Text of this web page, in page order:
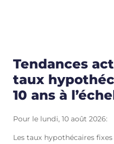
Tendances
taux
10 ans à
Pour le lundi, 10 août 2026:
Les taux hypothécaires